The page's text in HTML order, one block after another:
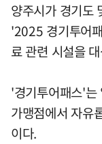
양주시가 경기도
'2025 경기투어
료 관련 시설을
'경기투어패스'
가맹점에서 자유
이다.